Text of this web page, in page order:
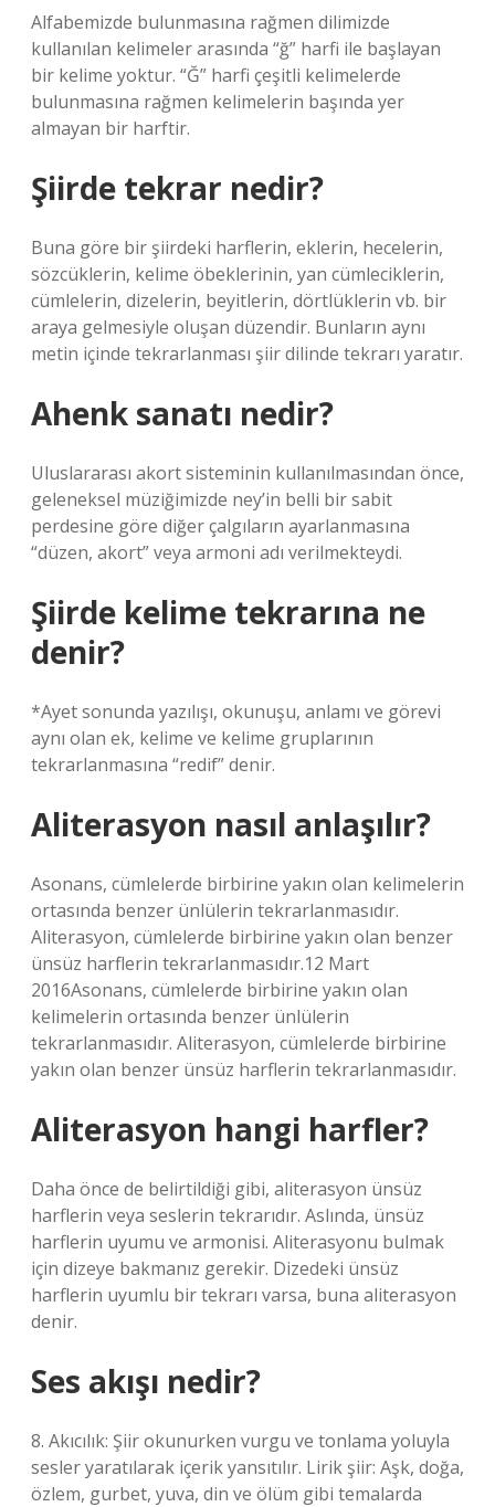
Alfabemizde bulunmasına rağmen dilimizde
kullanılan kelimeler arasında “ğ” harfi ile başlayan
bir kelime yoktur. “Ğ” harfi çeşitli kelimelerde
bulunmasına rağmen kelimelerin başında yer
almayan bir harftir.
Şiirde tekrar nedir?
Buna göre bir şiirdeki harflerin, eklerin, hecelerin,
sözcüklerin, kelime öbeklerinin, yan cümleciklerin,
cümlelerin, dizelerin, beyitlerin, dörtlüklerin vb. bir
araya gelmesiyle oluşan düzendir. Bunların aynı
metin içinde tekrarlanması şiir dilinde tekrarı yaratır.
Ahenk sanatı nedir?
Uluslararası akort sisteminin kullanılmasından önce,
geleneksel müziğimizde ney’in belli bir sabit
perdesine göre diğer çalgıların ayarlanmasına
“düzen, akort” veya armoni adı verilmekteydi.
Şiirde kelime tekrarına ne
denir?
*Ayet sonunda yazılışı, okunuşu, anlamı ve görevi
aynı olan ek, kelime ve kelime gruplarının
tekrarlanmasına “redif” denir.
Aliterasyon nasıl anlaşılır?
Asonans, cümlelerde birbirine yakın olan kelimelerin
ortasında benzer ünlülerin tekrarlanmasıdır.
Aliterasyon, cümlelerde birbirine yakın olan benzer
ünsüz harflerin tekrarlanmasıdır.12 Mart
2016Asonans, cümlelerde birbirine yakın olan
kelimelerin ortasında benzer ünlülerin
tekrarlanmasıdır. Aliterasyon, cümlelerde birbirine
yakın olan benzer ünsüz harflerin tekrarlanmasıdır.
Aliterasyon hangi harfler?
Daha önce de belirtildiği gibi, aliterasyon ünsüz
harflerin veya seslerin tekrarıdır. Aslında, ünsüz
harflerin uyumu ve armonisi. Aliterasyonu bulmak
için dizeye bakmanız gerekir. Dizedeki ünsüz
harflerin uyumlu bir tekrarı varsa, buna aliterasyon
denir.
Ses akışı nedir?
8. Akıcılık: Şiir okunurken vurgu ve tonlama yoluyla
sesler yaratılarak içerik yansıtılır. Lirik şiir: Aşk, doğa,
özlem, gurbet, yuva, din ve ölüm gibi temalarda